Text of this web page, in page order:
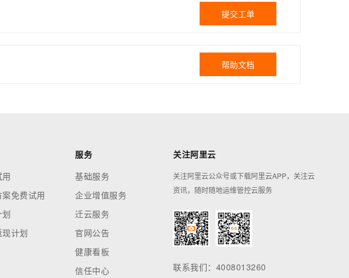
提交工单
帮助文档